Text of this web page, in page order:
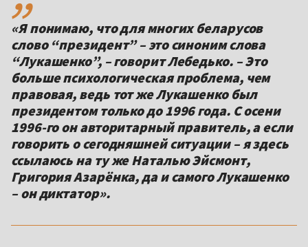
«Я понимаю, что для многих беларусов
слово “президент” – это синоним слова
“Лукашенко”, – говорит Лебедько. – Это
больше психологическая проблема, чем
правовая, ведь тот же Лукашенко был
президентом только до 1996 года. С осени
1996-го он авторитарный правитель, а если
говорить о сегодняшней ситуации – я здесь
ссылаюсь на ту же Наталью Эйсмонт,
Григория Азарёнка, да и самого Лукашенко
– он диктатор».